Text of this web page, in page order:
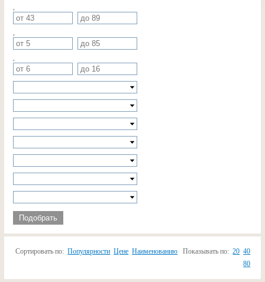
Подобрать
Сортировать по: Популярности Цене Наименованию Показывать по: 20 40
80